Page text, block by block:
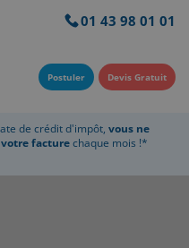
01 43 98 01 01
Postuler Devis Gratuit
de crédit d'impôt, vous ne
votre facturechaque mois !*